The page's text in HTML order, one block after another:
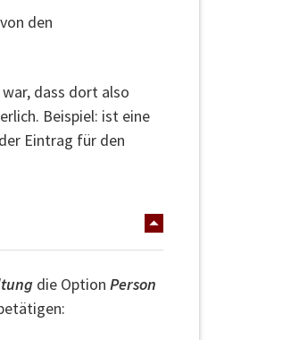
den
dass dort also
Beispiel: ist eine
Eintrag für den
die Option Person